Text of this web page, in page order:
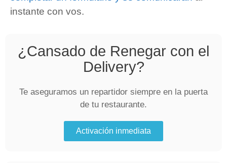
instante con vos.
¿Cansado de Renegar con el
Delivery?
Te aseguramos un repartidor siempre en la puerta
de tu restaurante.
Activación inmediata